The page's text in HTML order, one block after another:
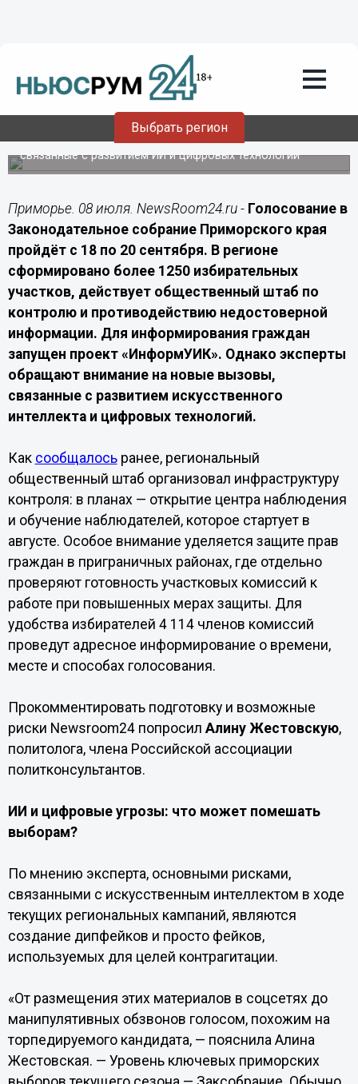
Выбрать регион
08.07.202605:05
Приморье готовится к выборам: 1250
участков и цифровые риски
Эксперты обращают внимание на новые вызовы,
связанные с развитием ИИ и цифровых технологий
Приморье. 08 июля. NewsRoom24.ru - Голосование в
Законодательное собрание Приморского края
пройдёт с 18 по 20 сентября. В регионе
сформировано более 1250 избирательных
участков, действует общественный штаб по
контролю и противодействию недостоверной
информации. Для информирования граждан
запущен проект «ИнформУИК». Однако эксперты
обращают внимание на новые вызовы,
связанные с развитием искусственного
интеллекта и цифровых технологий.
Как сообщалосьранее, региональный
общественный штаб организовал инфраструктуру
контроля: в планах — открытие центра наблюдения
и обучение наблюдателей, которое стартует в
августе. Особое внимание уделяется защите прав
граждан в приграничных районах, где отдельно
проверяют готовность участковых комиссий к
работе при повышенных мерах защиты. Для
удобства избирателей 4 114 членов комиссий
проведут адресное информирование о времени,
месте и способах голосования.
Прокомментировать подготовку и возможные
риски Newsroom24 попросил Алину Жестовскую,
политолога, члена Российской ассоциации
политконсультантов.
ИИ и цифровые угрозы: что может помешать
выборам?
По мнению эксперта, основными рисками,
связанными с искусственным интеллектом в ходе
текущих региональных кампаний, являются
создание дипфейков и просто фейков,
используемых для целей контрагитации.
«От размещения этих материалов в соцсетях до
манипулятивных обзвонов голосом, похожим на
торпедируемого кандидата, — пояснила Алина
Жестовская. — Уровень ключевых приморских